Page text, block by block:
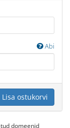
Abi
Lisa ostukorvi
domeenid